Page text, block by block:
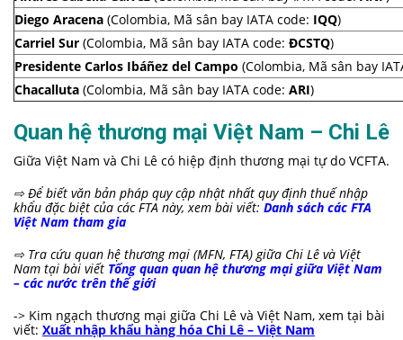
Diego Aracena (Colombia, Mã sân bay IATA code: IQQ)
Carriel Sur (Colombia, Mã sân bay IATA code: ĐCSTQ)
Presidente Carlos Ibáñez del Campo (Colombia, Mã sân bay
Chacalluta (Colombia, Mã sân bay IATA code: ARI)
Quan hệ thương mại Việt Nam – Chi Lê
Giữa Việt Nam và Chi Lê có hiệp định thương mại tự do VCFTA.
⇨ Để biết văn bản pháp quy cập nhật nhất quy định thuế nhập
khẩu đặc biệt của các FTA này, xem bài viết: Danh sách các FTA
Việt Nam tham gia
⇨ Tra cứu quan hệ thương mại (MFN, FTA) giữa Chi Lê và Việt
Nam tại bài viết Tổng quan quan hệ thương mại giữa Việt Nam
– các nước trên thế giới
-> Kim ngạch thương mại giữa Chi Lê và Việt Nam, xem tại bài
viết: Xuất nhập khẩu hàng hóa Chi Lê – Việt Nam